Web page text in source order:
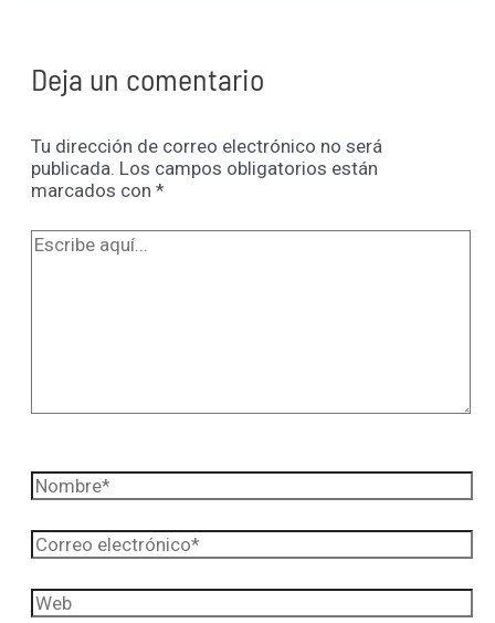
Deja un comentario
Tu dirección de correo electrónico no será
publicada. Los campos obligatorios están
marcados con *
Escribe
Nombre*
Correo
electrónico*
Web